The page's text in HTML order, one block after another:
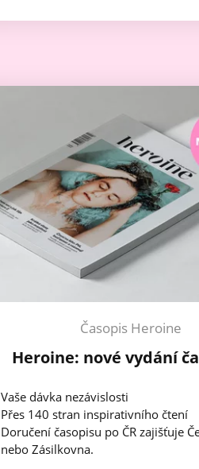
Časopis Heroine
Heroine: nové vydání
Vaše dávka nezávislosti
Přes 140 stran inspirativního čtení
Doručení časopisu po ČR zajišťuje
nebo Zásilkovna.